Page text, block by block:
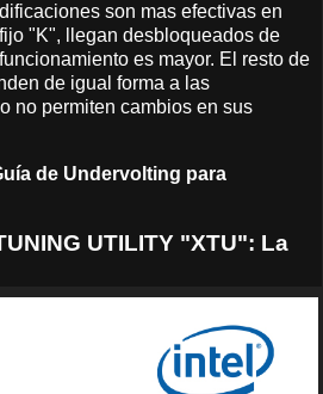
son mas efectivas en
"K", llegan desbloqueados de
es mayor. El resto de
de igual forma a las
no permiten cambios en sus
de Undervolting para
UTILITY "XTU": La